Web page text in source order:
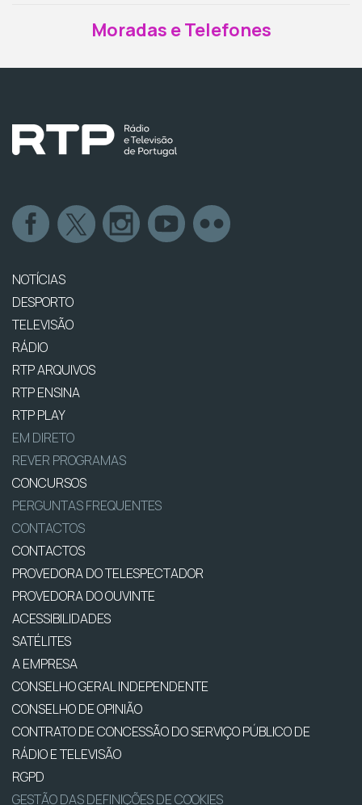
Moradas e Telefones
NOTÍCIAS
DESPORTO
TELEVISÃO
RÁDIO
RTP ARQUIVOS
RTP ENSINA
RTP PLAY
EM DIRETO
REVER PROGRAMAS
CONCURSOS
PERGUNTAS FREQUENTES
CONTACTOS
CONTACTOS
PROVEDORA DO TELESPECTADOR
PROVEDORA DO OUVINTE
ACESSIBILIDADES
SATÉLITES
A EMPRESA
CONSELHO GERAL INDEPENDENTE
CONSELHO DE OPINIÃO
CONTRATO DE CONCESSÃO DO SERVIÇO PÚBLICO DE
RÁDIO E TELEVISÃO
RGPD
GESTÃO DAS DEFINIÇÕES DE COOKIES